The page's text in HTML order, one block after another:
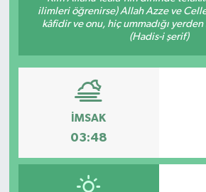
ilimleri öğrenirse) Allah Azze ve
kâfidir ve onu, hiç ummadığı yerden
(Hadis-i şerif)
İMSAK
03:48
Gayrimenkul
Eğitim